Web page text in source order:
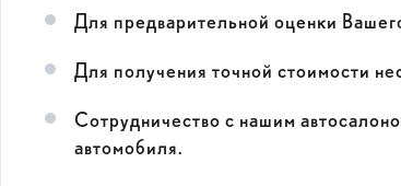
Для предварительной оценки
Для получения точной стоимости
Сотрудничество с нашим
автомобиля.